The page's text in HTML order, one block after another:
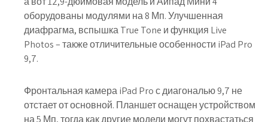
оборудованы модулями на 8 Мп. Улучшенная
диафрагма, вспышка True Tone и функция Live
Photos – также отличительные особенности iPad Pro
9,7.
Фронтальная камера iPad Pro с диагональю 9,7 не
отстает от основной. Планшет оснащен устройством